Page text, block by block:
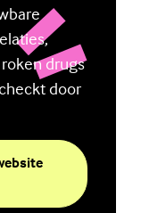
drugs
door
link)